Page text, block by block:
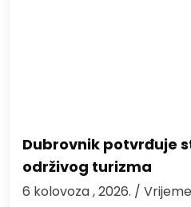
Dubrovnik potvrđuje
održivog turizma
6 kolovoza , 2026. /